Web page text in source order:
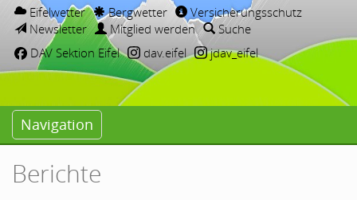
Eifelwetter Bergwetter
Versicherungsschutz
Newsletter
Mitglied werden
Suche
DAV Sektion Eifel
dav.eifel jdav_eifel
Navigation
Berichte